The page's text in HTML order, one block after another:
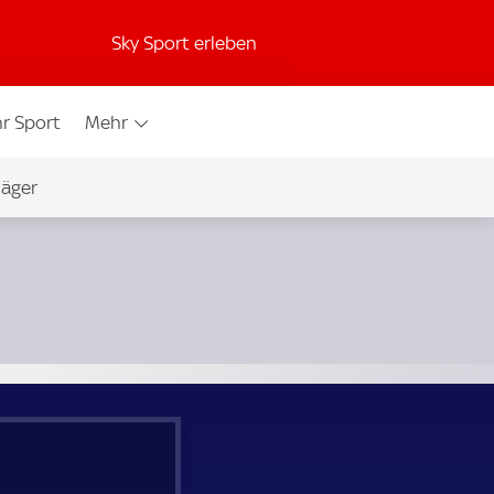
Sky Sport erleben
Sport Mehr